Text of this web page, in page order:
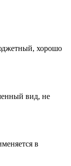
хорошо
вид, не
в